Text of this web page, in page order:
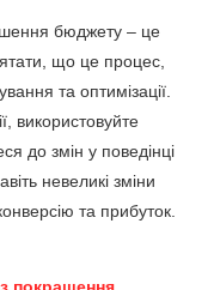
бюджету – це
що це процес,
та оптимізації.
використовуйте
до змін у поведінці
невеликі зміни
та прибуток.
покращення